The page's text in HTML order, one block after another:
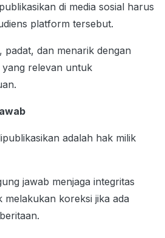
di media sosial harus
platform tersebut.
padat, dan menarik dengan
relevan untuk
adalah hak milik
jawab menjaga integritas
koreksi jika ada